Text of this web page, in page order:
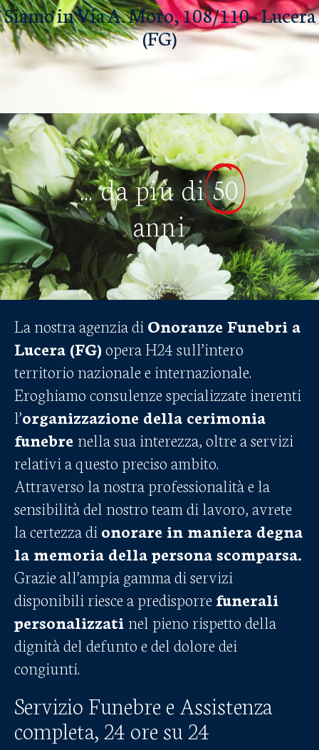
Siamo in Via A. Moro, 108/110 - Lucera
(FG)
... da più di50
anni
La nostra agenzia di Onoranze Funebri a
Lucera (FG)opera H24 sull’intero
territorio nazionale e internazionale.
Eroghiamo consulenze specializzate inerenti
l’organizzazione della cerimonia
funebre nella sua interezza, oltre a servizi
relativi a questo preciso ambito.
Attraverso la nostra professionalità e la
sensibilità del nostro team di lavoro, avrete
la certezza di onorare in maniera degna
la memoria della persona scomparsa.
Grazie all’ampia gamma di servizi
disponibili riesce a predisporrefunerali
personalizzati nel pieno rispetto della
dignità del defunto e del dolore dei
congiunti.
Servizio Funebre e Assistenza
completa, 24 ore su 24